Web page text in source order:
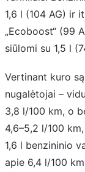
1,6 l (104 AG) ir
„Ecoboost“ (99
siūlomi su 1,5 l
Vertinant kuro
nugalėtojai –
3,8 l/100 km, o
4,6–5,2 l/100
1,6 l benzininio
apie 6,4 l/100